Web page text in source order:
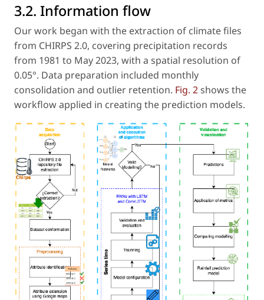
3.2. Information flow
Our work began with the extraction of climate files
from CHIRPS 2.0, covering precipitation records
from 1981 to May 2023, with a spatial resolution of
0.05°. Data preparation included monthly
consolidation and outlier retention. Fig. 2shows the
workflow applied in creating the prediction models.